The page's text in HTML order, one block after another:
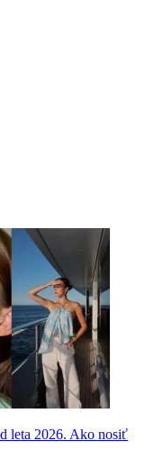
leta 2026. Ako nosiť